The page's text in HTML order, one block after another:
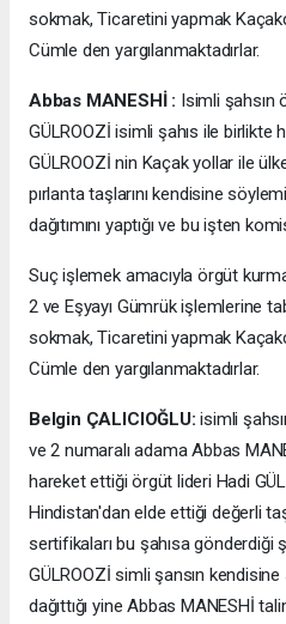
sokmak, Ticaretini yapmak
Cümle den yargılanmaktadırlar.
Abbas MANESHİ : Isimli şahsın
GÜLROOZİ isimli şahıs ile
GÜLROOZİ nin Kaçak yollar ile
pırlanta taşlarını kendisine
dağıtımını yaptığı ve bu işten
Suç işlemek amacıyla örgüt
2 ve Eşyayı Gümrük işlemlerine
sokmak, Ticaretini yapmak
Cümle den yargılanmaktadırlar.
Belgin ÇALICIOĞLU: isimli
ve 2 numaralı adama Abbas
hareket ettiği örgüt lideri Hadi
Hindistan'dan elde ettiği değerli
sertifikaları bu şahısa gönderdiği
GÜLROOZİ simli şansın kendisine
dağıttığı yine Abbas MANESHİ